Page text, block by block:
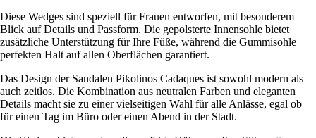
Diese Wedges sind speziell für Frauen entworfen, mit besonderem
Blick auf Details und Passform. Die gepolsterte Innensohle bietet
zusätzliche Unterstützung für Ihre Füße, während die Gummisohle
perfekten Halt auf allen Oberflächen garantiert.
Das Design der Sandalen Pikolinos Cadaques ist sowohl modern als
auch zeitlos. Die Kombination aus neutralen Farben und eleganten
Details macht sie zu einer vielseitigen Wahl für alle Anlässe, egal ob
für einen Tag im Büro oder einen Abend in der Stadt.